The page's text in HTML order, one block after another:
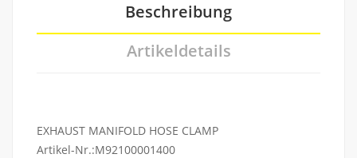
Beschreibung
Artikeldetails
EXHAUST MANIFOLD HOSE CLAMP
Artikel-Nr.:M92100001400